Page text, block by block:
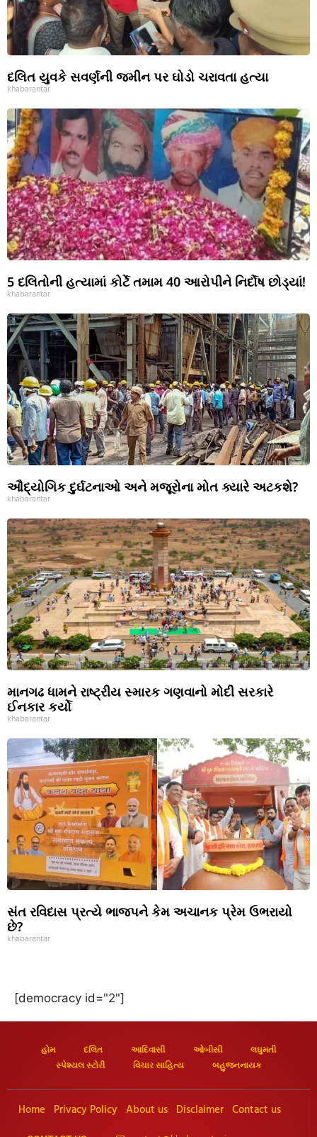
દલિત યુવકે સવર્ણની જમીન પર ઘોડો ચરાવતા હત્યા
khabarantar
5 દલિતોની હત્યામાં કોર્ટે તમામ 40 આરોપીને નિર્દોષ છોડ્યાં!
khabarantar
ઔદ્યોગિક દુર્ઘટનાઓ અને મજૂરોના મોત ક્યારે અટકશે?
khabarantar
માનગઢ ધામને રાષ્ટ્રીય સ્મારક ગણવાનો મોદી સરકારે
ઈનકાર કર્યો
khabarantar
સંત રવિદાસ પ્રત્યે ભાજપને કેમ અચાનક પ્રેમ ઉભરાયો
છે?
khabarantar
[democracy id="2"]
હોમ દલિત આદિવાસી ઓબીસી
લઘુમતી
સ્પેશ્યલ સ્ટોરી
વિચાર સાહિત્ય બહુજનનાયક
Home Privacy Policy About us Disclaimer Contact us